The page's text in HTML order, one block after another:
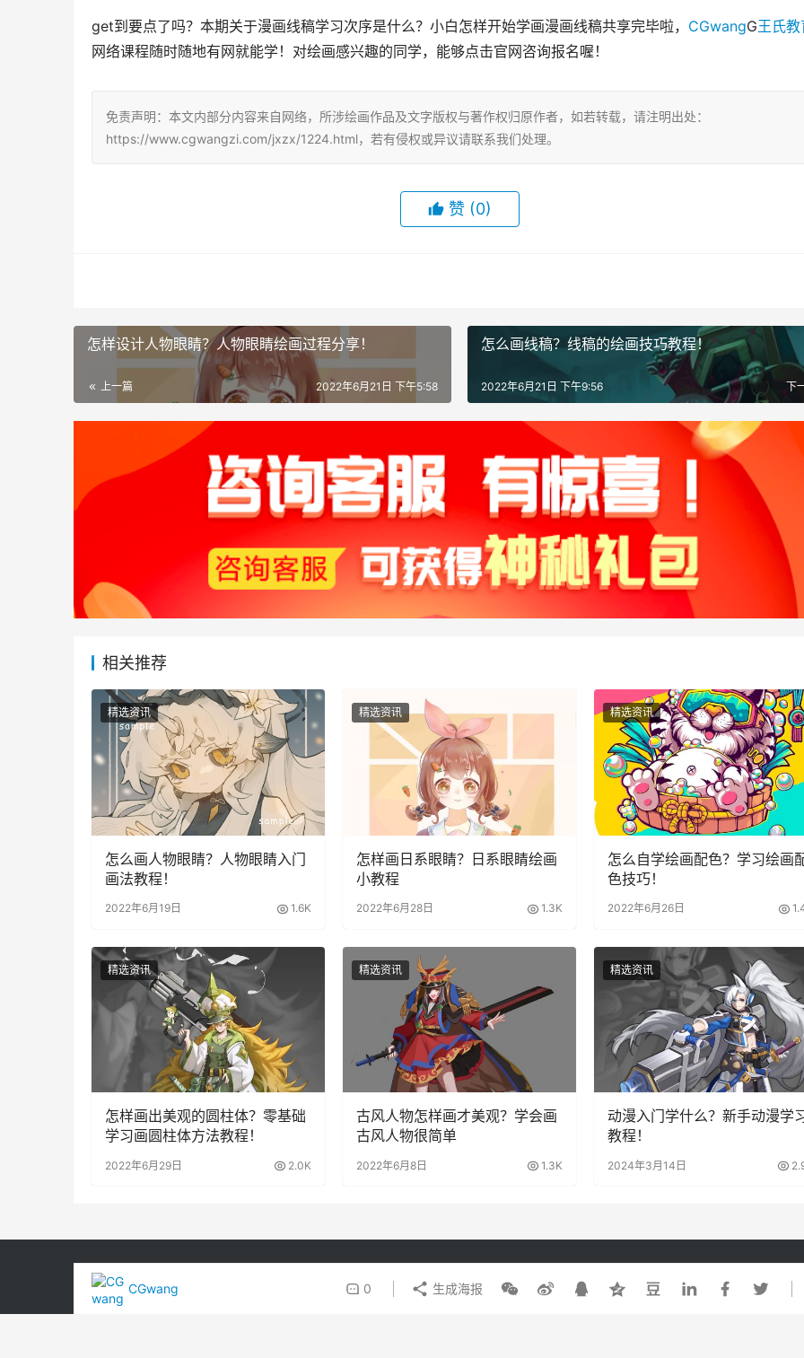
get到要点了吗？本期关于漫画线稿学习次序是什么？小白怎样开始学画漫画线稿共享完毕啦， CGwangG王氏教
网络课程随时随地有网就能学！对绘画感兴趣的同学，能够点击官网咨询报名喔！
免责声明：本文内部分内容来自网络，所涉绘画作品及文字版权与著作权归原作者，如若转载，请注明出处：
https://www.cgwangzi.com/jxzx/1224.html，若有侵权或异议请联系我们处理。
赞 (0)
CGwang 0 生成海报
怎样设计人物眼睛？人物眼睛绘画过程分享！
上一篇 2022年6月21日 下午5:58
怎么画线稿？线稿的绘画技巧教程！
下
2022年6月21日 下午9:56
相关推荐
精选资讯
怎么画人物眼睛？人物眼睛入门
画法教程！
2022年6月19日 1.6K
精选资讯
怎样画日系眼睛？日系眼睛绘画
小教程
2022年6月28日 1.3K
精选资讯
怎么自学绘画配色？学习绘画
色技巧！
2022年6月26日
精选资讯
怎样画出美观的圆柱体？零基础
学习画圆柱体方法教程！
2022年6月29日 2.0K
精选资讯
古风人物怎样画才美观？学会画
古风人物很简单
2022年6月8日 1.3K
精选资讯
动漫入门学什么？新手动漫学
教程！
2024年3月14日
原画插画 影视动画 影视后期
游戏设计